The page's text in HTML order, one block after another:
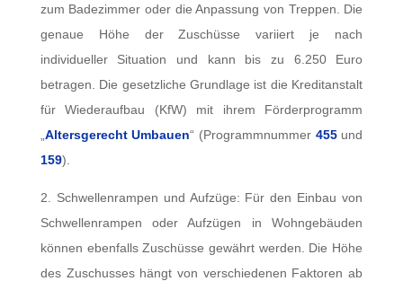
zum Badezimmer oder die Anpassung von Treppen. Die
genaue Höhe der Zuschüsse variiert je nach
individueller Situation und kann bis zu 6.250 Euro
betragen. Die gesetzliche Grundlage ist die Kreditanstalt
für Wiederaufbau (KfW) mit ihrem Förderprogramm
Altersgerecht Umbauen“ (Programmnummer 455 und
159).
2. Schwellenrampen und Aufzüge: Für den Einbau von
Schwellenrampen oder Aufzügen in Wohngebäuden
können ebenfalls Zuschüsse gewährt werden. Die Höhe
des Zuschusses hängt von verschiedenen Faktoren ab